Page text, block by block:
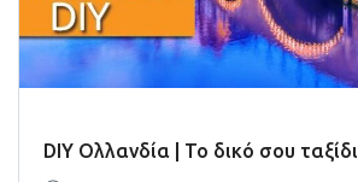
DIY Ολλανδία | Το δικό σου ταξίδι